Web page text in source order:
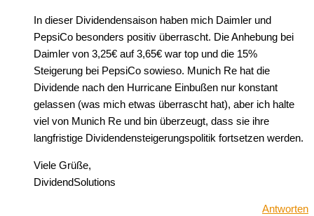
In dieser Dividendensaison haben mich Daimler und
PepsiCo besonders positiv überrascht. Die Anhebung bei
Daimler von 3,25€ auf 3,65€ war top und die 15%
Steigerung bei PepsiCo sowieso. Munich Re hat die
Dividende nach den Hurricane Einbußen nur konstant
gelassen (was mich etwas überrascht hat), aber ich halte
viel von Munich Re und bin überzeugt, dass sie ihre
langfristige Dividendensteigerungspolitik fortsetzen werden.
Viele Grüße,
DividendSolutions
Antworten